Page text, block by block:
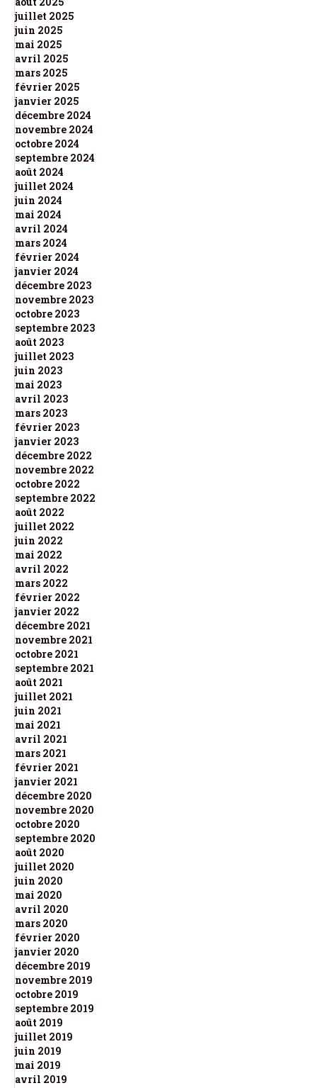
juillet 2025
juin 2025
mai 2025
avril 2025
mars 2025
février 2025
janvier 2025
décembre 2024
novembre 2024
octobre 2024
septembre 2024
août 2024
juillet 2024
juin 2024
mai 2024
avril 2024
mars 2024
février 2024
janvier 2024
décembre 2023
novembre 2023
octobre 2023
septembre 2023
août 2023
juillet 2023
juin 2023
mai 2023
avril 2023
mars 2023
février 2023
janvier 2023
décembre 2022
novembre 2022
octobre 2022
septembre 2022
août 2022
juillet 2022
juin 2022
mai 2022
avril 2022
mars 2022
février 2022
janvier 2022
décembre 2021
novembre 2021
octobre 2021
septembre 2021
août 2021
juillet 2021
juin 2021
mai 2021
avril 2021
mars 2021
février 2021
janvier 2021
décembre 2020
novembre 2020
octobre 2020
septembre 2020
août 2020
juillet 2020
juin 2020
mai 2020
avril 2020
mars 2020
février 2020
janvier 2020
décembre 2019
novembre 2019
octobre 2019
septembre 2019
août 2019
juillet 2019
juin 2019
mai 2019
avril 2019